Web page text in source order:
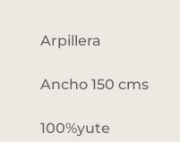
Arpillera
Ancho 150 cms
100%yute